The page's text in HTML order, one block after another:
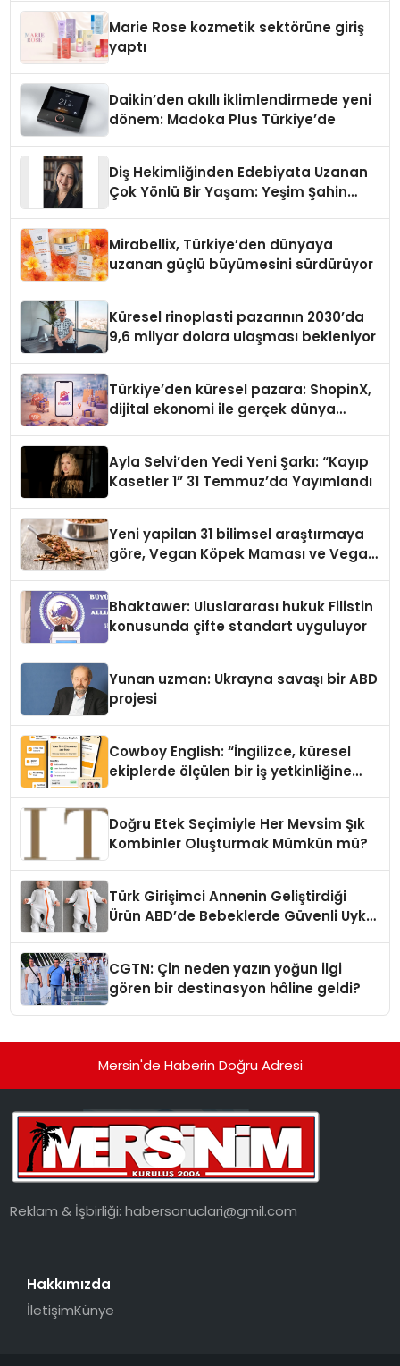
Marie Rose kozmetik sektörüne giriş
yaptı
Daikin’den akıllı iklimlendirmede yeni
dönem: Madoka Plus Türkiye’de
Diş Hekimliğinden Edebiyata Uzanan
Çok Yönlü Bir Yaşam: Yeşim Şahin
Mirabellix, Türkiye’den dünyaya
uzanan güçlü büyümesini sürdürüyor
Küresel rinoplasti pazarının 2030’da
9,6 milyar dolara ulaşması bekleniyor
Türkiye’den küresel pazara: ShopinX,
dijital ekonomi ile gerçek dünya
Ayla Selvi’den Yedi Yeni Şarkı: “Kayıp
Kasetler 1” 31 Temmuz’da Yayımlandı
Yeni yapilan 31 bilimsel araştırmaya
göre, Vegan Köpek Maması ve Vegan
Bhaktawer: Uluslararası hukuk Filistin
konusunda çifte standart uyguluyor
Yunan uzman: Ukrayna savaşı bir ABD
projesi
Cowboy English: “İngilizce, küresel
ekiplerde ölçülen bir iş yetkinliğine
Doğru Etek Seçimiyle Her Mevsim Şık
Kombinler Oluşturmak Mümkün mü?
Türk Girişimci Annenin Geliştirdiği
Ürün ABD’de Bebeklerde Güvenli Uyku
CGTN: Çin neden yazın yoğun ilgi
gören bir destinasyon hâline geldi?
Mersin'de Haberin Doğru Adresi
Reklam & İşbirliği:habersonuclari@gmil.com
Hakkımızda
İletişimKünye